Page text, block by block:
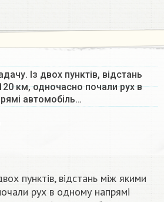
Із двох пунктів, відстань
км, одночасно почали рух в
автомобіль…
пунктів, відстань між якими
рух в одному напрямі